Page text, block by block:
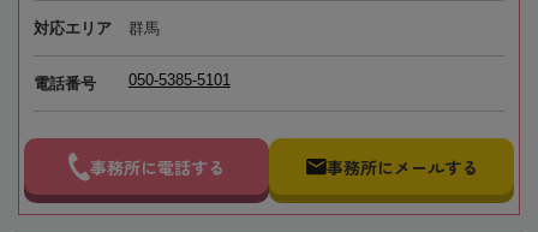
対応エリア 群馬
電話番号 050-5385-5101
事務所に電話する 事務所にメールする